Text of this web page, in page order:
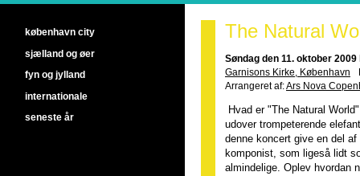
The Natural
Søndag den 11. oktober 2009
Garnisons Kirke, København
Arrangeret af:Ars Nova
Hvad er "The Natural
udover trompeterende
denne koncert give en del
komponist, som ligeså lidt
almindelige. Oplev hvordan
københavn city
sjælland og øer
fyn og jylland
internationale
seneste år